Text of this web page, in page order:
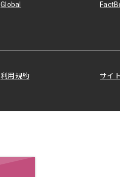
Global
利用規約 サイ